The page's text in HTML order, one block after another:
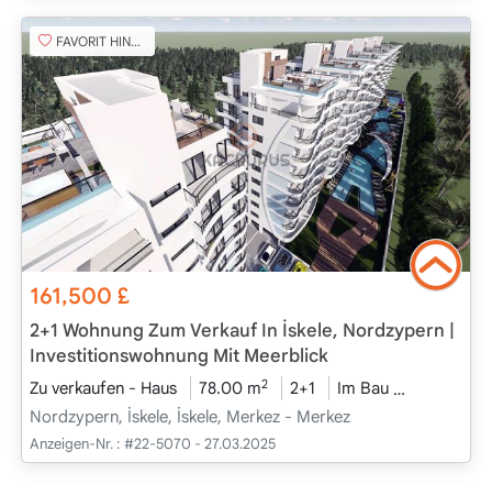
FAVORIT HINZUFÜGEN
161,500£
2+1 Wohnung Zum Verkauf In İskele, Nordzypern |
Investitionswohnung Mit Meerblick
Zu verkaufen - Haus 78.00 m2 2+1 Im Bau
Nordzypern, İskele, İskele, Merkez - Merkez
Anzeigen-Nr. : #22-5070 - 27.03.2025